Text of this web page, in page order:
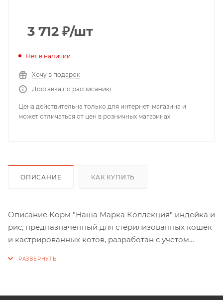
3 712 ₽/шт
Нет в наличии
Хочу в подарок
Доставка по расписанию
Цена действительна только для интернет-магазина и
может отличаться от цен в розничных магазинах
ОПИСАНИЕ КАК КУПИТЬ
Описание Корм "Наша Марка Коллекция" индейка и
рис, предназначенный для стерилизованных кошек
и кастрированных котов, разработан с учетом